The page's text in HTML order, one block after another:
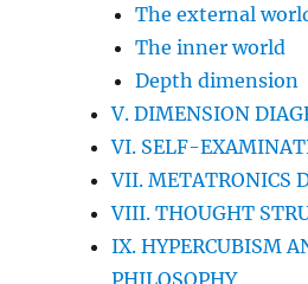
The external
The inner world
Depth dimension
V. DIMENSION
VI. SELF-
VII. METATRONICS
VIII. THOUGHT
IX. HYPERCUBISM
PHILOSOPHY